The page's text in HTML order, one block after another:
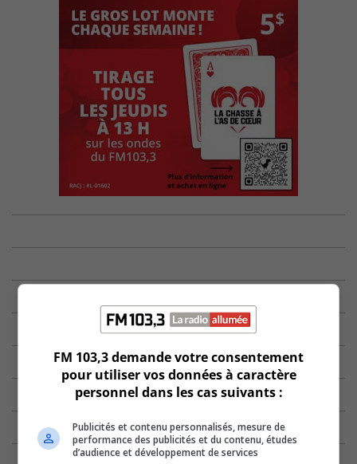
FM 103,3 demande votre consentement
pour utiliser vos données à caractère
personnel dans les cas suivants :
Publicités et contenu personnalisés, mesure de
performance des publicités et du contenu, études
d’audience et développement de services